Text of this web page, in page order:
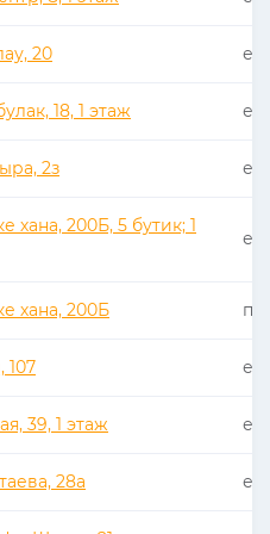
20
18, 1 этаж
2з
хана, 200Б, 5 бутик; 1
хана, 200Б пн
107
39, 1 этаж
28а